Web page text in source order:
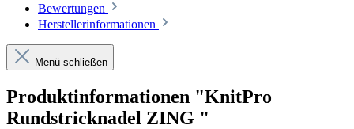
Bewertungen
Herstellerinformationen
Menü schließen
Produktinformationen "KnitPro
Rundstricknadel ZING "